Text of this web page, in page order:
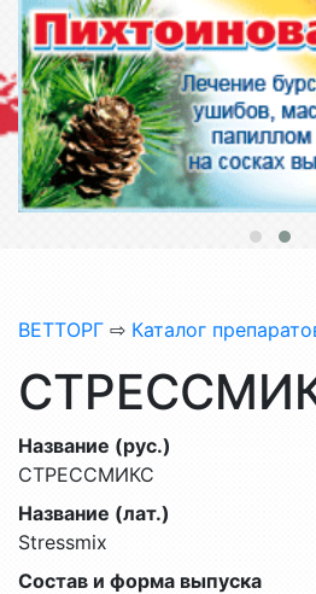
ВЕТТОРГ ⇨ Каталог
Название (рус.)
СТРЕССМИКС
Название (лат.)
Stressmix
Состав и форма выпуска